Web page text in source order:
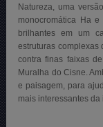
Natureza, uma
monocromática Ha
brilhantes em um
estruturas complexas
contra finas faixas
Muralha do Cisne.
e paisagem, para
mais interessantes da